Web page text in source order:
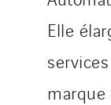
Elle
marque